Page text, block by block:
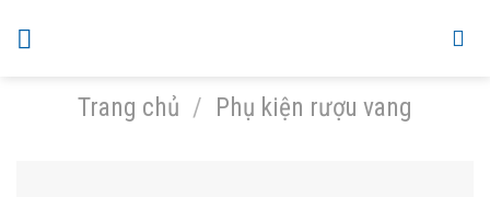
Trang chủ / Phụ kiện rượu vang